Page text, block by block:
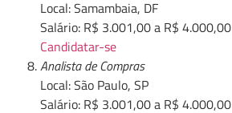
Local: Samambaia, DF
Salário: R$ 3.001,00 a R$ 4.000,00
Candidatar-se
Analista de Compras
Local: São Paulo, SP
Salário: R$ 3.001,00 a R$ 4.000,00